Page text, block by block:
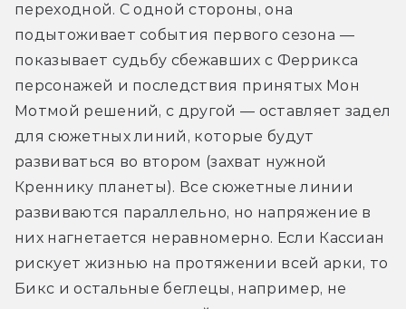
переходной. С одной стороны, она
подытоживает события первого сезона —
показывает судьбу сбежавших с Феррикса
персонажей и последствия принятых Мон
Мотмой решений, с другой — оставляет задел
для сюжетных линий, которые будут
развиваться во втором (захват нужной
Креннику планеты). Все сюжетные линии
развиваются параллельно, но напряжение в
них нагнетается неравномерно. Если Кассиан
рискует жизнью на протяжении всей арки, то
Бикс и остальные беглецы, например, не